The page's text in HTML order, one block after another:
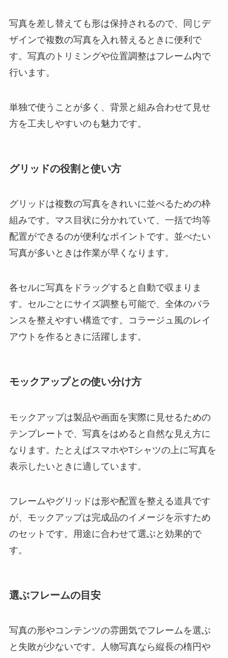
写真を差し替えても形は保持されるので、同じデ
ザインで複数の写真を入れ替えるときに便利で
す。写真のトリミングや位置調整はフレーム内で
行います。
単独で使うことが多く、背景と組み合わせて見せ
方を工夫しやすいのも魅力です。
グリッドの役割と使い方
グリッドは複数の写真をきれいに並べるための枠
組みです。マス目状に分かれていて、一括で均等
配置ができるのが便利なポイントです。並べたい
写真が多いときは作業が早くなります。
各セルに写真をドラッグすると自動で収まりま
す。セルごとにサイズ調整も可能で、全体のバラ
ンスを整えやすい構造です。コラージュ風のレイ
アウトを作るときに活躍します。
モックアップとの使い分け方
モックアップは製品や画面を実際に見せるための
テンプレートで、写真をはめると自然な見え方に
なります。たとえばスマホやTシャツの上に写真を
表示したいときに適しています。
フレームやグリッドは形や配置を整える道具です
が、モックアップは完成品のイメージを示すため
のセットです。用途に合わせて選ぶと効果的で
す。
選ぶフレームの目安
写真の形やコンテンツの雰囲気でフレームを選ぶ
と失敗が少ないです。人物写真なら縦長の楕円や